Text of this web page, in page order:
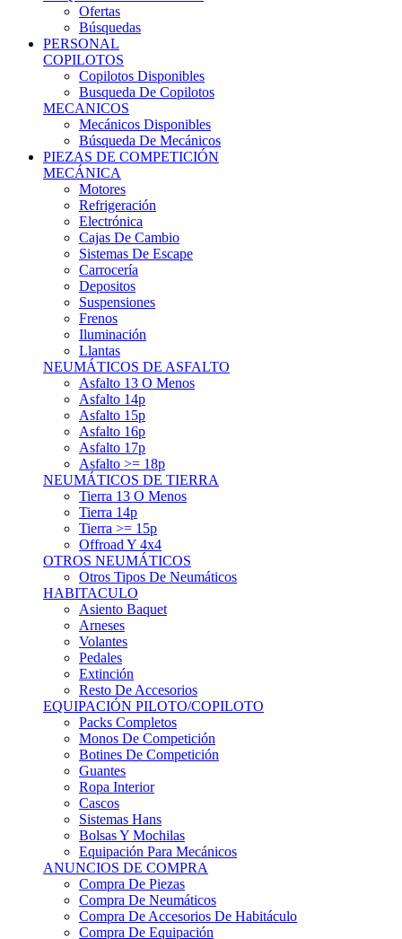
Búsquedas
PERSONAL
COPILOTOS
Copilotos Disponibles
Busqueda De Copilotos
MECANICOS
Mecánicos Disponibles
Búsqueda De Mecánicos
PIEZAS DE COMPETICIÓN
MECÁNICA
Motores
Refrigeración
Electrónica
Cajas De Cambio
Sistemas De Escape
Carrocería
Depositos
Suspensiones
Frenos
Iluminación
Llantas
NEUMÁTICOS DE ASFALTO
Asfalto 13 O Menos
Asfalto 14p
Asfalto 15p
Asfalto 16p
Asfalto 17p
Asfalto >= 18p
NEUMÁTICOS DE TIERRA
Tierra 13 O Menos
Tierra 14p
Tierra >= 15p
Offroad Y 4x4
OTROS NEUMÁTICOS
Otros Tipos De Neumáticos
HABITACULO
Asiento Baquet
Arneses
Volantes
Pedales
Extinción
Resto De Accesorios
EQUIPACIÓN PILOTO/COPILOTO
Packs Completos
Monos De Competición
Botines De Competición
Guantes
Ropa Interior
Cascos
Sistemas Hans
Bolsas Y Mochilas
Equipación Para Mecánicos
ANUNCIOS DE COMPRA
Compra De Piezas
Compra De Neumáticos
Compra De Accesorios De Habitáculo
Compra De Equipación
VEHÍCULOS CLÁSICOS